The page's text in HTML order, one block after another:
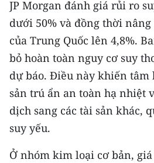
JP Morgan đánh giá rủi ro
dưới 50% và đồng thời
của Trung Quốc lên 4,8%.
bỏ hoàn toàn nguy cơ suy
dự báo. Điều này khiến tâm
sản trú ẩn an toàn hạ nhiệt
dịch sang các tài sản khác,
suy yếu.
Ở nhóm kim loại cơ bản, giá